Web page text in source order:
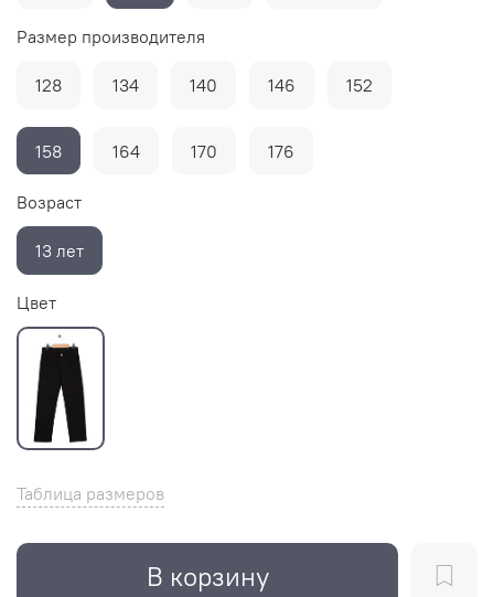
Таблица размеров
В корзину
Размер производителя
128 134 140 146 152
158 164 170 176
Возраст
13 лет
Цвет